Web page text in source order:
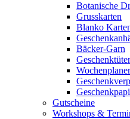
Botanische
Grusskarten
Blanko
Bäcker-Garn
Wochenplaner
Gutscheine
Workshops &